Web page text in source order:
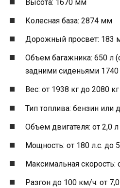
Высота: 1670 мм
Колесная база: 2874 мм
Дорожный просвет: 183
Объем багажника: 650 л
задними сиденьями 1740
Вес: от 1938 кг до 2080 кг
Тип топлива: бензин или
Объем двигателя: от 2,0
Мощность: от 180 л.с. до
Максимальная
Разгон до 100 км/ч: от